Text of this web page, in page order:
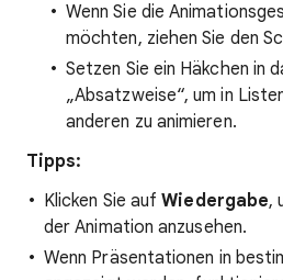
Wenn Sie die
möchten, ziehen Sie den
Setzen Sie ein Häkchen in
„Absatzweise“, um in
anderen zu animieren.
Tipps:
Klicken Sie aufWiedergabe,
der Animation anzusehen.
Wenn Präsentationen in